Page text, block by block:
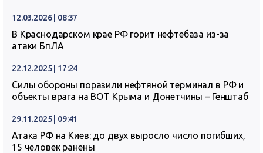
12.03.2026 | 08:37
В Краснодарском крае РФ горит нефтебаза из-за
атаки БпЛА
22.12.2025 | 17:24
Силы обороны поразили нефтяной терминал в РФ и
объекты врага на ВОТ Крыма и Донетчины – Генштаб
29.11.2025 | 09:41
Атака РФ на Киев: до двух выросло число погибших,
15 человек ранены